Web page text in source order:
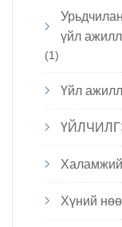
үйл
(1)
Үйл
Хүний